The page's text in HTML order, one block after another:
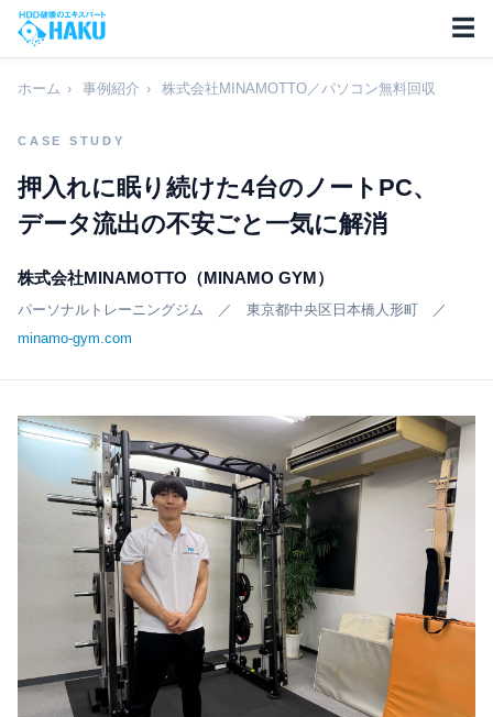
☰
ホーム › 事例紹介 › 株式会社MINAMOTTO／パソコン無料回収
CASE STUDY
押入れに眠り続けた4台のノートPC、
データ流出の不安ごと一気に解消
株式会社MINAMOTTO（MINAMO GYM）
パーソナルトレーニングジム ／ 東京都中央区日本橋人形町 ／
minamo-gym.com